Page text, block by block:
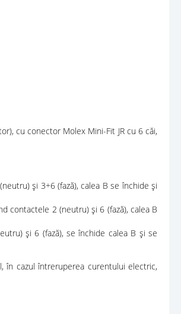
cu conector Molex Mini-Fit JR cu 6 căi,
și 3+6 (fază), calea B se închide și
contactele 2 (neutru) și 6 (fază), calea B
și 6 (fază), se închide calea B și se
cazul întreruperea curentului electric,